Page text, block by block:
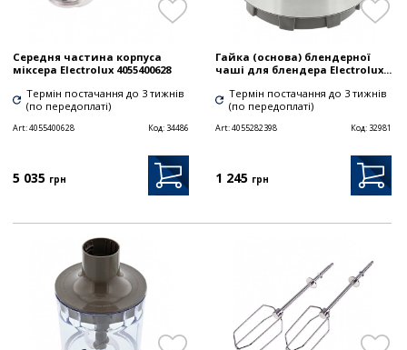
Середня частина корпуса
міксера Electrolux 4055400628
Термін постачання до 3 тижнів
(по передоплаті)
Art:4055400628 Код: 34486
5 035 грн
Гайка (основа) блендерної
чаші для блендера Electrolux...
Термін постачання до 3 тижнів
(по передоплаті)
Art:4055282398 Код: 32981
1 245 грн